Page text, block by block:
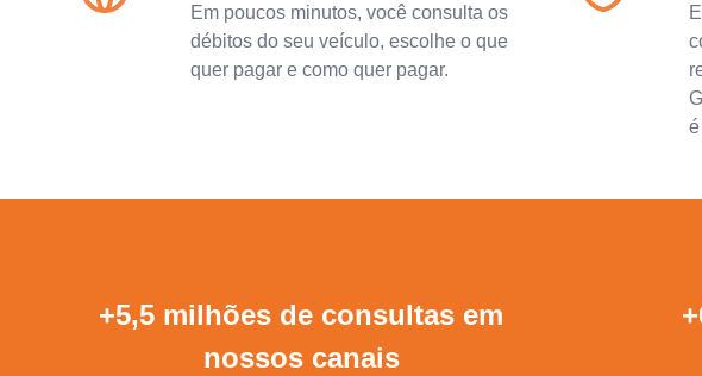
Em poucos minutos, você consulta os
débitos do seu veículo, escolhe o que
quer pagar e como quer pagar.
+5,5 milhões de consultas em
nossos canais